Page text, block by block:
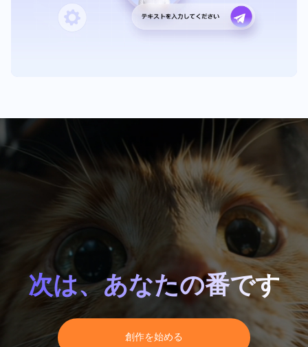
次は、あなたの番です
創 作を始める